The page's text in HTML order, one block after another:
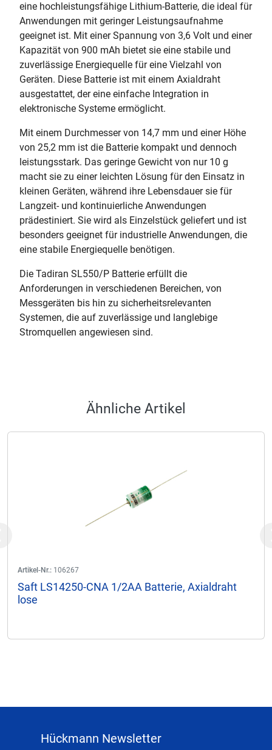
eine hochleistungsfähige Lithium-Batterie, die ideal für
Anwendungen mit geringer Leistungsaufnahme
geeignet ist. Mit einer Spannung von 3,6 Volt und einer
Kapazität von 900 mAh bietet sie eine stabile und
zuverlässige Energiequelle für eine Vielzahl von
Geräten. Diese Batterie ist mit einem Axialdraht
ausgestattet, der eine einfache Integration in
elektronische Systeme ermöglicht.
Mit einem Durchmesser von 14,7 mm und einer Höhe
von 25,2 mm ist die Batterie kompakt und dennoch
leistungsstark. Das geringe Gewicht von nur 10 g
macht sie zu einer leichten Lösung für den Einsatz in
kleinen Geräten, während ihre Lebensdauer sie für
Langzeit- und kontinuierliche Anwendungen
prädestiniert. Sie wird als Einzelstück geliefert und ist
besonders geeignet für industrielle Anwendungen, die
eine stabile Energiequelle benötigen.
Die Tadiran SL550/P Batterie erfüllt die
Anforderungen in verschiedenen Bereichen, von
Messgeräten bis hin zu sicherheitsrelevanten
Systemen, die auf zuverlässige und langlebige
Stromquellen angewiesen sind.
Ähnliche Artikel
Artikel-Nr.: 106267
Saft LS14250-CNA 1/2AA Batterie, Axialdraht
lose
Hückmann Newsletter